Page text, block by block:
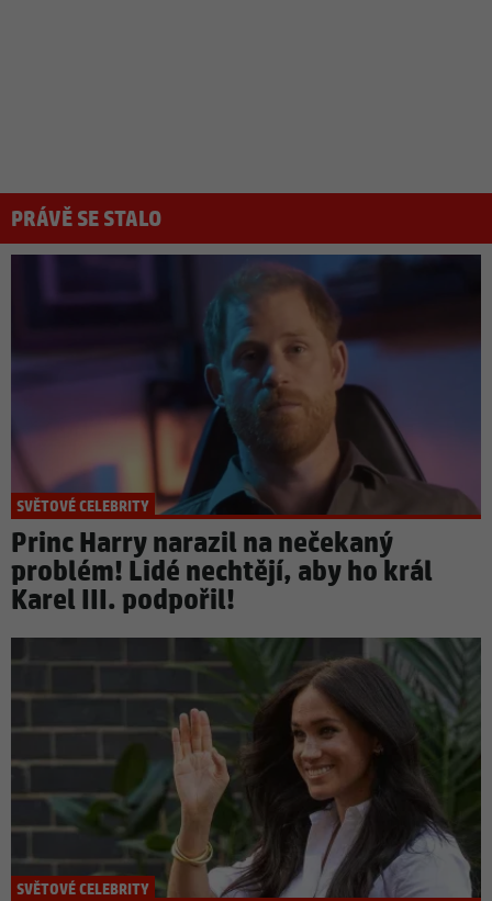
PRÁVĚ SE STALO
SVĚTOVÉ CELEBRITY
Princ Harry narazil na nečekaný
problém! Lidé nechtějí, aby ho král
Karel III. podpořil!
SVĚTOVÉ CELEBRITY